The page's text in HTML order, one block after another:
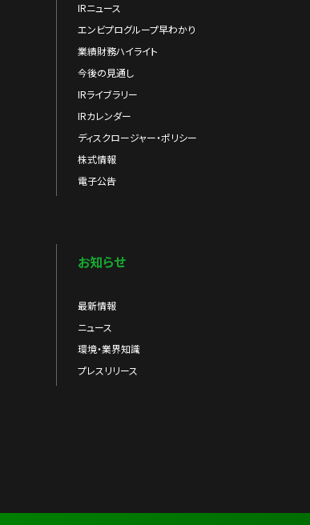
IRニュース
エンビプログループ早わかり
業績財務ハイライト
今後の見通し
IRライブラリー
IRカレンダー
ディスクロージャー・ポリシー
株式情報
電子公告
お知らせ
最新情報
ニュース
環境・業界知識
プレスリリース